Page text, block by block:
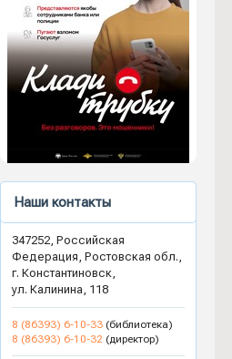
Наши контакты
347252, Российская
Федерация, Ростовская обл.,
г. Константиновск,
ул. Калинина, 118
8 (86393) 6-10-33 (библиотека)
8 (86393) 6-10-32 (директор)